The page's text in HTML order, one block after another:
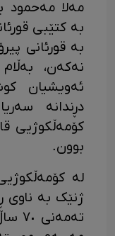
مەلا مەحمود
بە کتێبی
بە قورئانی
نەکەن،
ئەویشیان
دڕندانە
بوون.
لە
ژنێک بە ناوی